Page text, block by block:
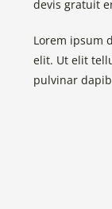
devis gratuit
Lorem ipsum
elit. Ut elit
pulvinar